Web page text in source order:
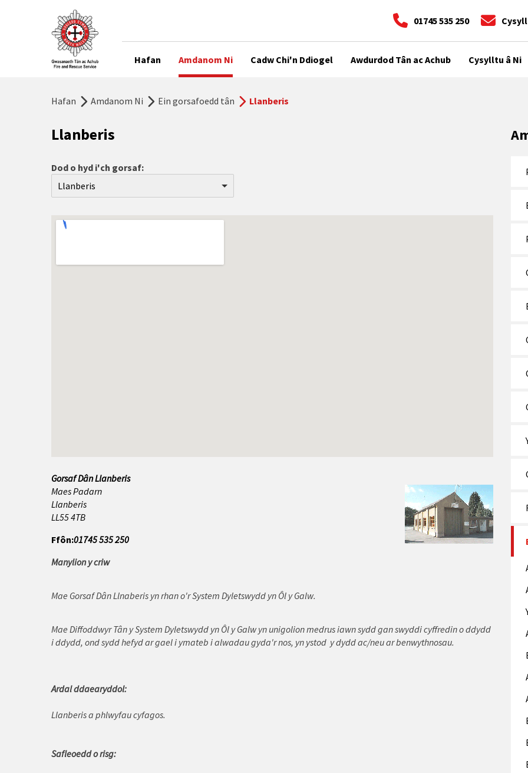
01745 535 250
Hafan Amdanom Ni Cadw Chi'n Ddiogel Awdurdod Tân ac Achub Cysylltu â Ni
Hafan Amdanom Ni Ein gorsafoedd tân Llanberis
Llanberis
Dod o hyd i'ch gorsaf:
Llanberis
Bwcle
Caergybi
Caernarfon
Cerrigydrudion
Conwy
Dinbych
Glannau Dyfrdwy
Harlech
Gorsaf Dân Llanberis
Maes Padarn
Llanberis
LL55 4TB
Ffôn:01745 535 250
Manylion y criw
Mae Gorsaf Dân Llnaberis yn rhan o'r System Dyletswydd yn Ôl y Galw.
Mae Diffoddwyr Tân y System Dyletswydd yn Ôl y Galw yn unigolion medrus iawn sydd gan swyddi cyffredin o ddydd
i ddydd, ond sydd hefyd ar gael i ymateb i alwadau gyda'r nos, yn ystod y dydd ac/neu ar benwythnosau.
Ardal ddaearyddol:
Llanberis a phlwyfau cyfagos.
Safleoedd o risg: